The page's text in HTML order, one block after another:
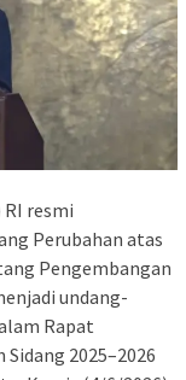
resmi
Perubahan atas
Pengembangan
undang-
Rapat
2025–2026